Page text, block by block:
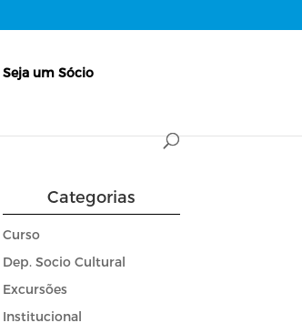
Seja um Sócio
Categorias
Curso
Dep. Socio Cultural
Excursões
Institucional